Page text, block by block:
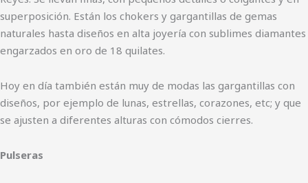
superposición. Están los chokers y gargantillas de gemas
naturales hasta diseños en alta joyería con sublimes diamantes
engarzados en oro de 18 quilates.
Hoy en día también están muy de modas las gargantillas con
diseños, por ejemplo de lunas, estrellas, corazones, etc; y que
se ajusten a diferentes alturas con cómodos cierres.
Pulseras